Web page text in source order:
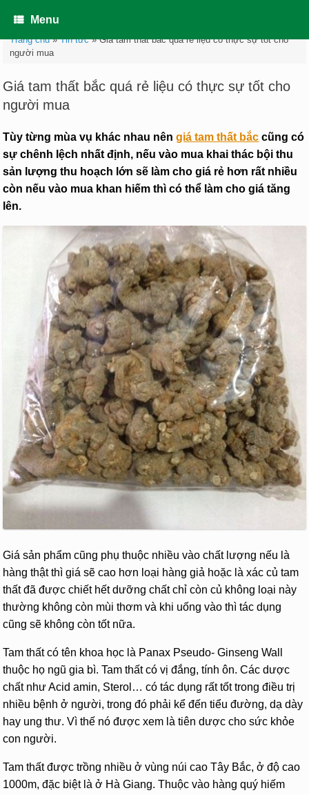
Menu
Trang chủ»Tin tức»Giá tam thất bắc quá rẻ liệu có thực sự tốt cho
người mua
Giá tam thất bắc quá rẻ liệu có thực sự tốt cho
người mua
Tùy từng mùa vụ khác nhau nêngiá tam thất bắc cũng có
sự chênh lệch nhất định, nếu vào mua khai thác bội thu
sản lượng thu hoạch lớn sẽ làm cho giá rẻ hơn rất nhiều
còn nếu vào mua khan hiếm thì có thể làm cho giá tăng
lên.
Giá sản phẩm cũng phụ thuộc nhiều vào chất lượng nếu là
hàng thật thì giá sẽ cao hơn loại hàng giả hoặc là xác củ tam
thất đã được chiết hết dưỡng chất chỉ còn củ không loại này
thường không còn mùi thơm và khi uống vào thì tác dụng
cũng sẽ không còn tốt nữa.
Tam thất có tên khoa học là Panax Pseudo- Ginseng Wall
thuộc họ ngũ gia bì. Tam thất có vị đắng, tính ôn. Các dược
chất như Acid amin, Sterol… có tác dụng rất tốt trong điều trị
nhiều bệnh ở người, trong đó phải kể đến tiểu đường, dạ dày
hay ung thư. Vì thế nó được xem là tiên dược cho sức khỏe
con người.
Tam thất được trồng nhiều ở vùng núi cao Tây Bắc, ở độ cao
1000m, đặc biệt là ở Hà Giang. Thuộc vào hàng quý hiếm